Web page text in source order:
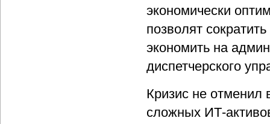
экономически
позволят
экономить на
диспетчерского
Кризис не отменил
сложных ИТ-